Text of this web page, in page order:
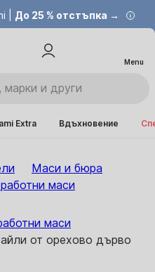
| До 25 % отстъпка →
Menu
Extra Вдъхновение
Маси и бюра
маси
маси